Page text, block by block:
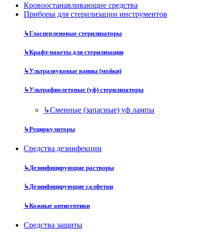
Кровоостанавливающие средства
Приборы для стерилизации инструментов
↳Гласперленовые стерилизаторы
↳Крафт-пакеты для стерилизации
↳Ультразвуковые ванны (мойки)
↳Ультрафиолетовые (уф) стерилизаторы
↳Сменные (запасные) уф лампы
↳Рециркуляторы
Средства дезинфекции
↳Дезинфицирующие растворы
↳Дезинфицирующие салфетки
↳Кожные антисептики
Средства защиты